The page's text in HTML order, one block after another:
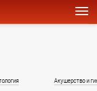
Акушерство и